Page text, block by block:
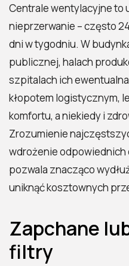
Centrale wentylacyjne to
nieprzerwanie – często
dni w tygodniu. W
publicznej, halach
szpitalach ich
kłopotem logistycznym,
komfortu, a niekiedy i
Zrozumienie
wdrożenie odpowiednich
pozwala znacząco
uniknąć kosztownych
Zapchane
filtry